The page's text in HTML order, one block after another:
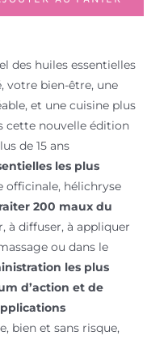
des huiles essentielles
votre bien-être, une
et une cuisine plus
cette nouvelle édition
de 15 ans
les plus
officinale, hélichryse
200 maux du
à diffuser, à appliquer
ou dans le
les plus
d’action et de
bien et sans risque,